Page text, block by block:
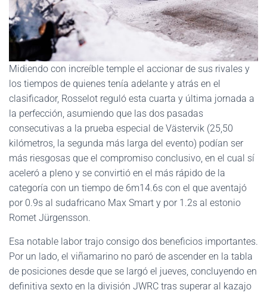
Midiendo con increíble temple el accionar de sus rivales y
los tiempos de quienes tenía adelante y atrás en el
clasificador, Rosselot reguló esta cuarta y última jornada a
la perfección, asumiendo que las dos pasadas
consecutivas a la prueba especial de Västervik (25,50
kilómetros, la segunda más larga del evento) podían ser
más riesgosas que el compromiso conclusivo, en el cual sí
aceleró a pleno y se convirtió en el más rápido de la
categoría con un tiempo de 6m14.6s con el que aventajó
por 0.9s al sudafricano Max Smart y por 1.2s al estonio
Romet Jürgensson.
Esa notable labor trajo consigo dos beneficios importantes.
Por un lado, el viñamarino no paró de ascender en la tabla
de posiciones desde que se largó el jueves, concluyendo en
definitiva sexto en la división JWRC tras superar al kazajo